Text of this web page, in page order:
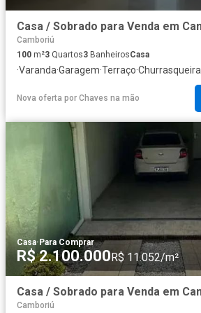
Camboriú
100 m²3 Quartos3 BanheirosCasa
·Varanda·Garagem·Terraço·Churrasqueira
Nova oferta por Chaves na mão
Casa· Para Comprar
R$ 2.100.000 R$ 11.052/m²
Camboriú